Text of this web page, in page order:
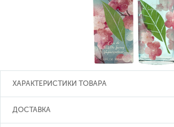
ХАРАКТЕРИСТИКИ ТОВАРА
ДОСТАВКА